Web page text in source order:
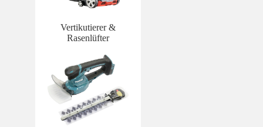
Vertikutierer &
Rasenlüfter